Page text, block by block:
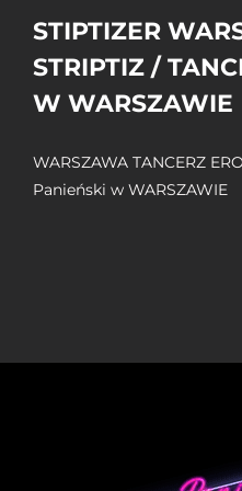
STIPTIZER
STRIPTIZ /
W WARSZAWIE
WARSZAWA TANCERZ
Panieński w WARSZAWIE